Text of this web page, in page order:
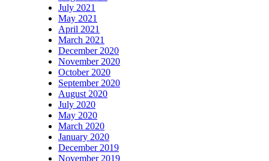
July 2021
May 2021
April 2021
March 2021
December 2020
November 2020
October 2020
September 2020
August 2020
July 2020
May 2020
March 2020
January 2020
December 2019
November 2019